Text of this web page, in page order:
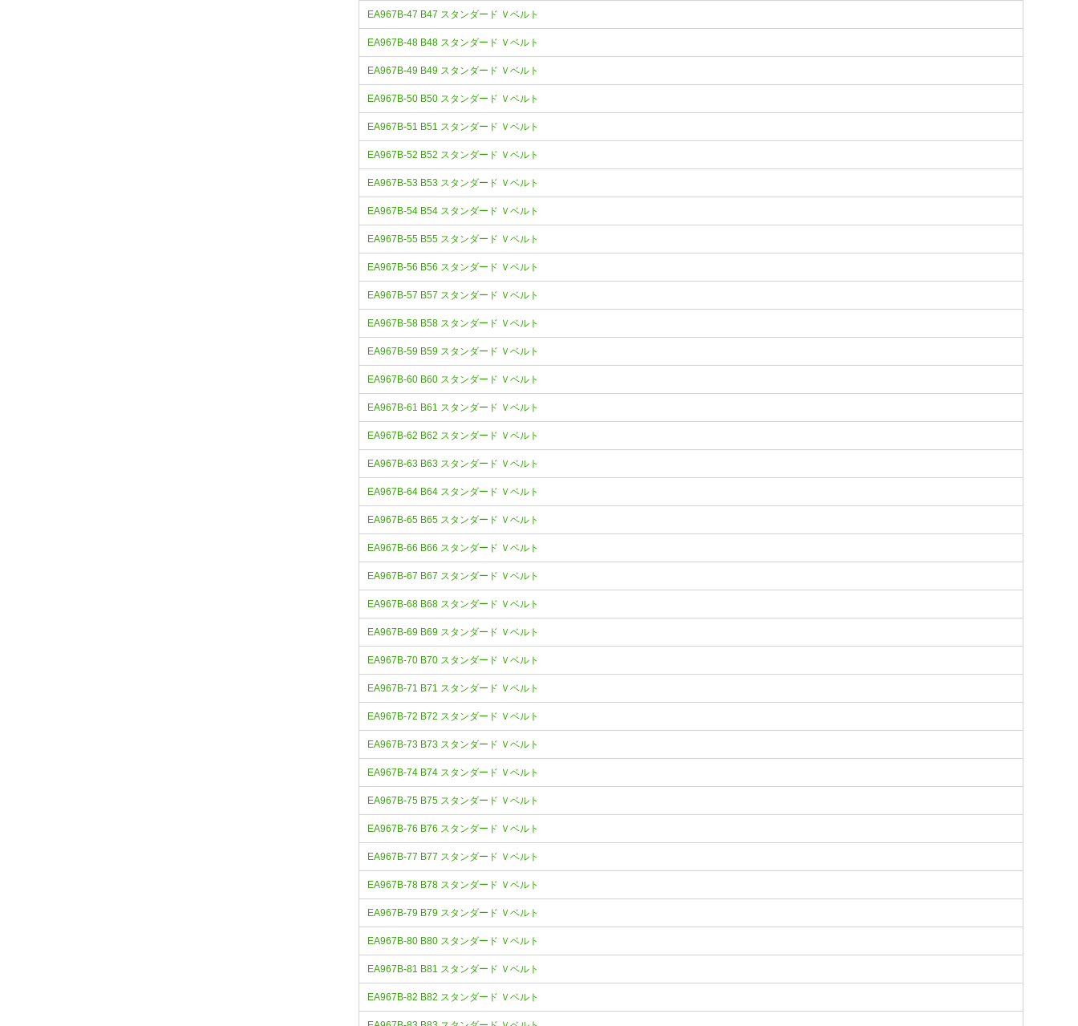
EA967B-47 B47 スタンダード Ｖベルト
EA967B-48 B48 スタンダード Ｖベルト
EA967B-49 B49 スタンダード Ｖベルト
EA967B-50 B50 スタンダード Ｖベルト
EA967B-51 B51 スタンダード Ｖベルト
EA967B-52 B52 スタンダード Ｖベルト
EA967B-53 B53 スタンダード Ｖベルト
EA967B-54 B54 スタンダード Ｖベルト
EA967B-55 B55 スタンダード Ｖベルト
EA967B-56 B56 スタンダード Ｖベルト
EA967B-57 B57 スタンダード Ｖベルト
EA967B-58 B58 スタンダード Ｖベルト
EA967B-59 B59 スタンダード Ｖベルト
EA967B-60 B60 スタンダード Ｖベルト
EA967B-61 B61 スタンダード Ｖベルト
EA967B-62 B62 スタンダード Ｖベルト
EA967B-63 B63 スタンダード Ｖベルト
EA967B-64 B64 スタンダード Ｖベルト
EA967B-65 B65 スタンダード Ｖベルト
EA967B-66 B66 スタンダード Ｖベルト
EA967B-67 B67 スタンダード Ｖベルト
EA967B-68 B68 スタンダード Ｖベルト
EA967B-69 B69 スタンダード Ｖベルト
EA967B-70 B70 スタンダード Ｖベルト
EA967B-71 B71 スタンダード Ｖベルト
EA967B-72 B72 スタンダード Ｖベルト
EA967B-73 B73 スタンダード Ｖベルト
EA967B-74 B74 スタンダード Ｖベルト
EA967B-75 B75 スタンダード Ｖベルト
EA967B-76 B76 スタンダード Ｖベルト
EA967B-77 B77 スタンダード Ｖベルト
EA967B-78 B78 スタンダード Ｖベルト
EA967B-79 B79 スタンダード Ｖベルト
EA967B-80 B80 スタンダード Ｖベルト
EA967B-81 B81 スタンダード Ｖベルト
EA967B-82 B82 スタンダード Ｖベルト